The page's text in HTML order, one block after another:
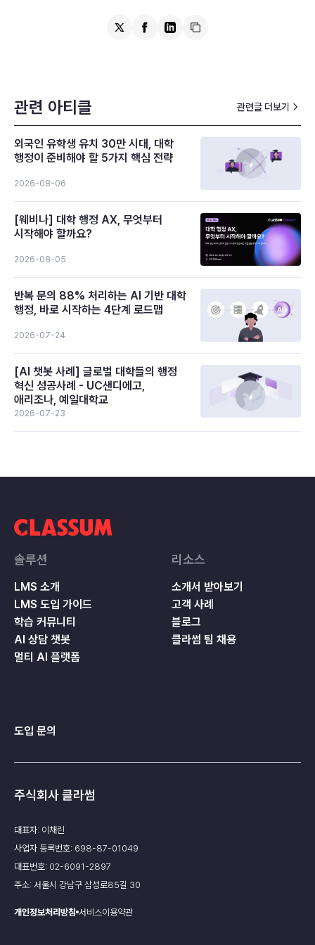
관련 아티클 관련글 더보기
외국인 유학생 유치 30만 시대, 대학
행정이 준비해야 할 5가지 핵심 전략
2026-08-06
[웨비나] 대학 행정 AX, 무엇부터
시작해야 할까요?
2026-08-05
반복 문의 88% 처리하는 AI 기반 대학
행정, 바로 시작하는 4단계 로드맵
2026-07-24
[AI 챗봇 사례] 글로벌 대학들의 행정
혁신 성공사례 - UC샌디에고,
애리조나, 예일대학교
2026-07-23
솔루션
LMS 소개
LMS 도입 가이드
학습 커뮤니티
AI 상담 챗봇
멀티 AI 플랫폼
리소스
소개서 받아보기
고객 사례
블로그
클라썸 팀 채용
도입 문의
주식회사 클라썸
대표자: 이채린
사업자 등록번호: 698-87-01049
대표번호: 02-6091-2897
주소: 서울시 강남구 삼성로85길 30
개인정보처리방침 서비스이용약관